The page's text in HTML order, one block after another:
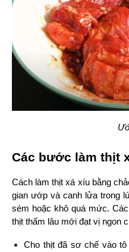
Các bước làm thịt
Cách làm thịt xá xíu bằng
gian ướp và canh lửa trong
sém hoặc khô quá mức.
thịt thấm lâu mới đạt vị ngon
Cho thịt đã sơ chế vào